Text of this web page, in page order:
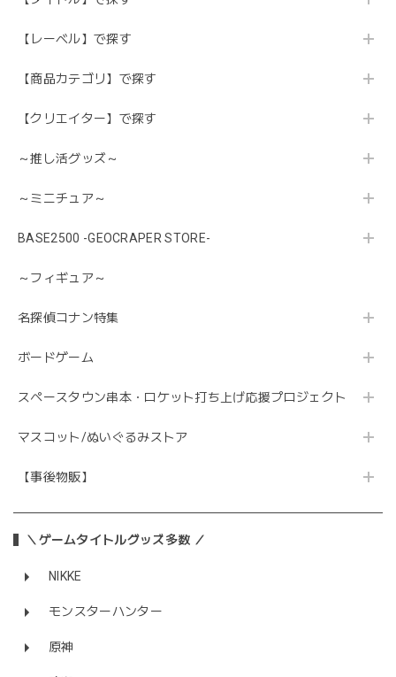
【レーベル】で探す
【商品カテゴリ】で探す
【クリエイター】で探す
～推し活グッズ～
～ミニチュア～
BASE2500 -GEOCRAPER STORE-
～フィギュア～
名探偵コナン特集
ボードゲーム
スペースタウン串本・ロケット打ち上げ応援プロジェクト
マスコット/ぬいぐるみストア
【事後物販】
＼ゲームタイトルグッズ多数 ／
NIKKE
モンスターハンター
原神